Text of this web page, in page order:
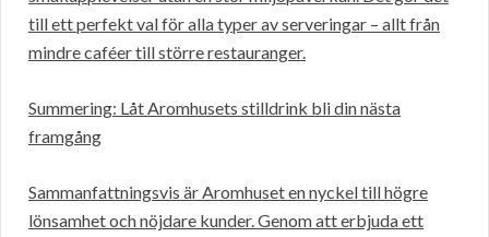
till ett perfekt val för alla typer av serveringar – allt från
mindre caféer till större restauranger.
Summering: Låt Aromhusets stilldrink bli din nästa
framgång
Sammanfattningsvis är Aromhuset en nyckel till högre
lönsamhet och nöjdare kunder. Genom att erbjuda ett